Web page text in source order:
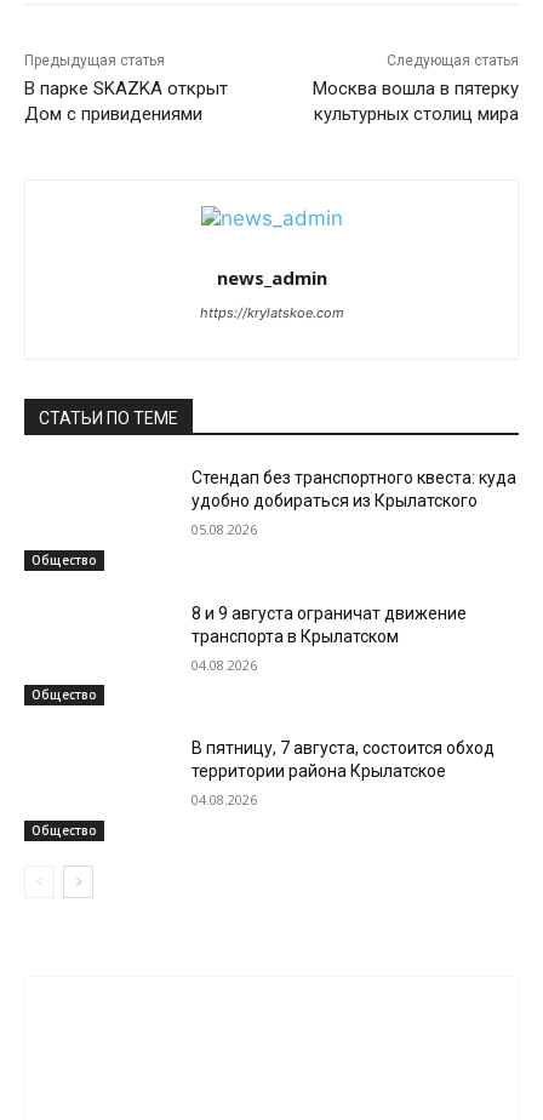
Предыдущая статья
В парке SKAZKA открыт
Дом с привидениями
Следующая статья
Москва вошла в пятерку
культурных столиц мира
news_admin
https://krylatskoe.com
СТАТЬИ ПО ТЕМЕ
Общество
Стендап без транспортного квеста: куда
удобно добираться из Крылатского
05.08.2026
Общество
8 и 9 августа ограничат движение
транспорта в Крылатском
04.08.2026
Общество
В пятницу, 7 августа, состоится обход
территории района Крылатское
04.08.2026